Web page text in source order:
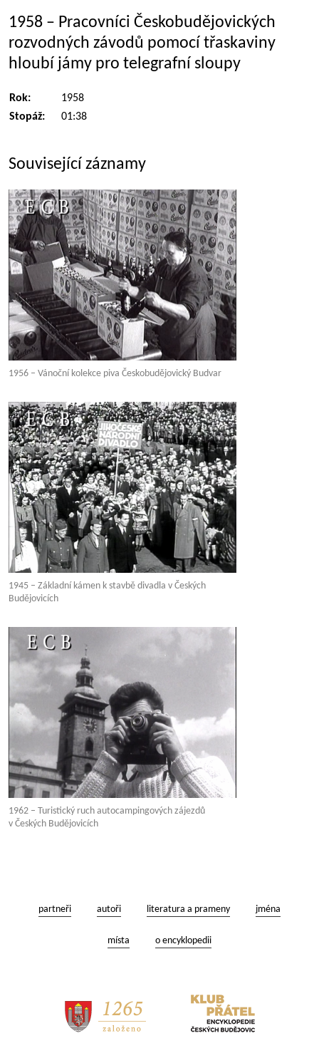
1958 – Pracovníci Českobudějovických
rozvodných závodů pomocí třaskaviny
hloubí jámy pro telegrafní sloupy
Rok:
1958
Stopáž:
01:38
Související záznamy
1956 – Vánoční kolekce piva Českobudějovický Budvar
1945 – Základní kámen k stavbě divadla v Českých
Budějovicích
1962 – Turistický ruch autocampingových zájezdů
v Českých Budějovicích
partneři autoři literatura a prameny jména
místa o encyklopedii